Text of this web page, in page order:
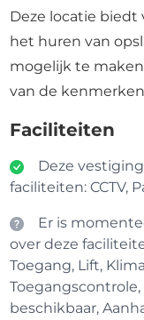
Deze locatie biedt
het huren van
mogelijk te
van de
Faciliteiten
Deze
faciliteiten: CCTV,
Er is
over deze
Toegang, Lift,
beschikbaar,